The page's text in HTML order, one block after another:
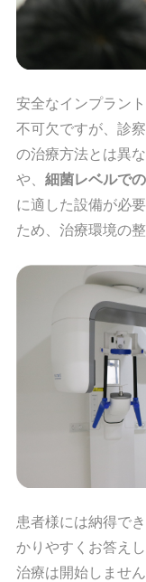
安全なインプラン
不可欠ですが、診
の治療方法とは異な
や、 細菌レベルで
に適した設備が必
ため、治療環境の
患者様には納得で
かりやすくお答え
治療は開始しません